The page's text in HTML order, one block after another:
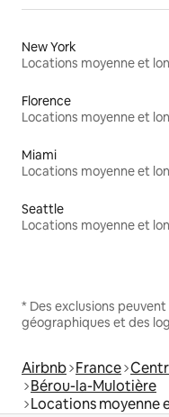
New York
Florence
Miami
Seattle
* Des exclusions
géographiques et des
Airbnb France
Bérou-la-Mulotière
Locations moyenne